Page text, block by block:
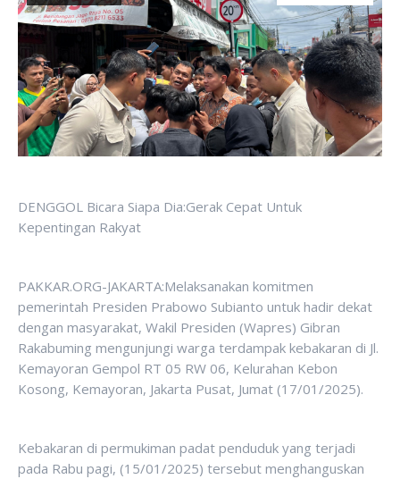
DENGGOL Bicara Siapa Dia:Gerak Cepat Untuk
Kepentingan Rakyat
PAKKAR.ORG-JAKARTA:Melaksanakan komitmen
pemerintah Presiden Prabowo Subianto untuk hadir dekat
dengan masyarakat, Wakil Presiden (Wapres) Gibran
Rakabuming mengunjungi warga terdampak kebakaran di Jl.
Kemayoran Gempol RT 05 RW 06, Kelurahan Kebon
Kosong, Kemayoran, Jakarta Pusat, Jumat (17/01/2025).
Kebakaran di permukiman padat penduduk yang terjadi
pada Rabu pagi, (15/01/2025) tersebut menghanguskan